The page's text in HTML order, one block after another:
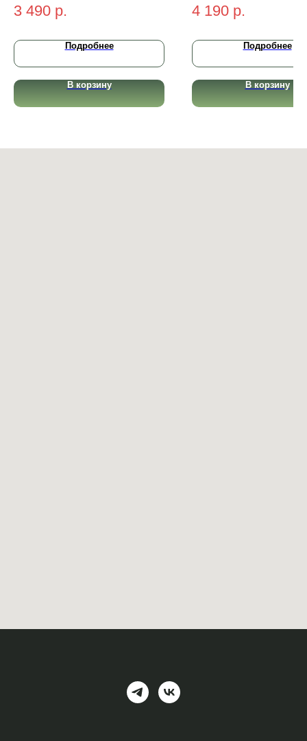
PA++++ (light-светлый) 50 мл
3 490 р.
Подробнее
В корзину
SPF50+ PA+++ (medium-
натуральный) 50 мл
4 190 р.
Подробнее
В корзину